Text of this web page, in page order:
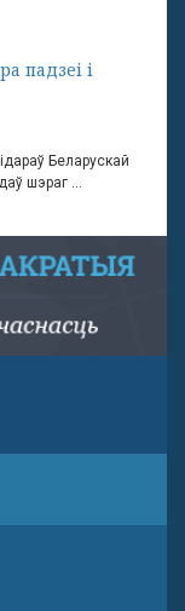
падзеі і
Беларускай
шэраг ...